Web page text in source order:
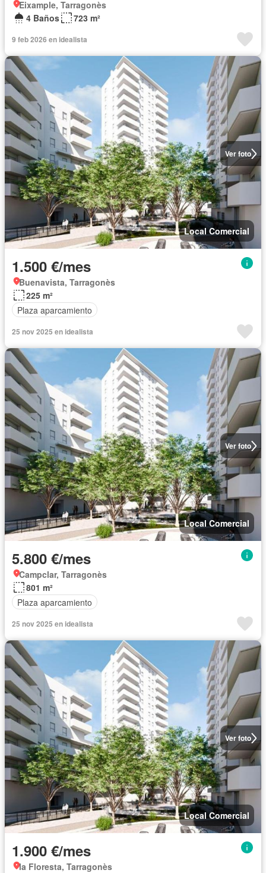
Eixample, Tarragonès
4 Baños
723 m²
9 feb 2026 en idealista
Ver foto
Local Comercial
1.500 €/mes
Buenavista, Tarragonès
225 m²
Plaza aparcamiento
25 nov 2025 en idealista
Ver foto
Local Comercial
5.800 €/mes
Campclar, Tarragonès
801 m²
Plaza aparcamiento
25 nov 2025 en idealista
Ver foto
Local Comercial
1.900 €/mes
la Floresta, Tarragonès